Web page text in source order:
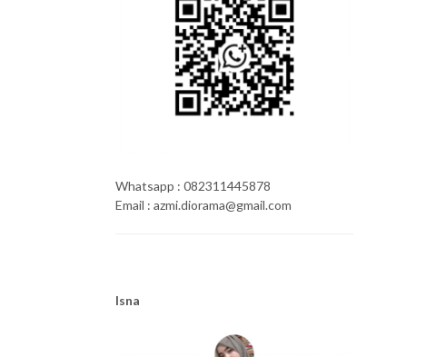
Whatsapp : 082311445878
Email : azmi.diorama@gmail.com
Isna